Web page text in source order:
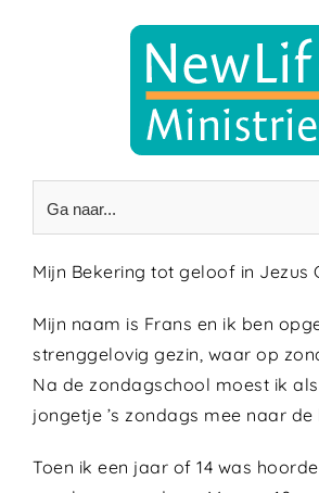
Ga naar...
Mijn Bekering tot geloof in Jezus
Mijn naam is Frans en ik ben
strenggelovig gezin, waar op
Na de zondagschool moest ik
jongetje ’s zondags mee naar de
Toen ik een jaar of 14 was